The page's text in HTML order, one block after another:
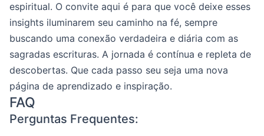
espiritual. O convite aqui é para que você deixe esses
insights iluminarem seu caminho na fé, sempre
buscando uma conexão verdadeira e diária com as
sagradas escrituras. A jornada é contínua e repleta de
descobertas. Que cada passo seu seja uma nova
página de aprendizado e inspiração.
FAQ
Perguntas Frequentes: